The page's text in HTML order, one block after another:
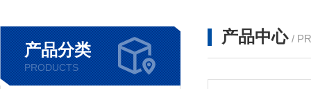
产品分类
PRODUCTS
产品中心 /